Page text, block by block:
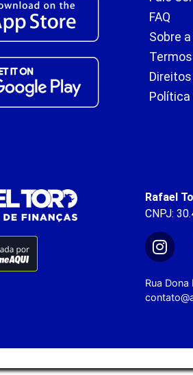
FAQ
Sobre
Política
Rafael
CNPJ:
Rua